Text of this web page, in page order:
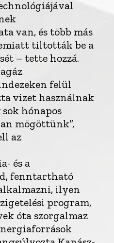
van, és több más
tiltották be a
– tette hozzá.
felül
vizet használnak
sok hónapos
mögöttünk”,
az
és a
fenntartható
ilyen
program,
óta szorgalmaz